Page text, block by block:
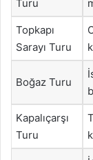
Turu
Topkapı
Sarayı Turu
Boğaz Turu
Kapalıçarşı
Turu